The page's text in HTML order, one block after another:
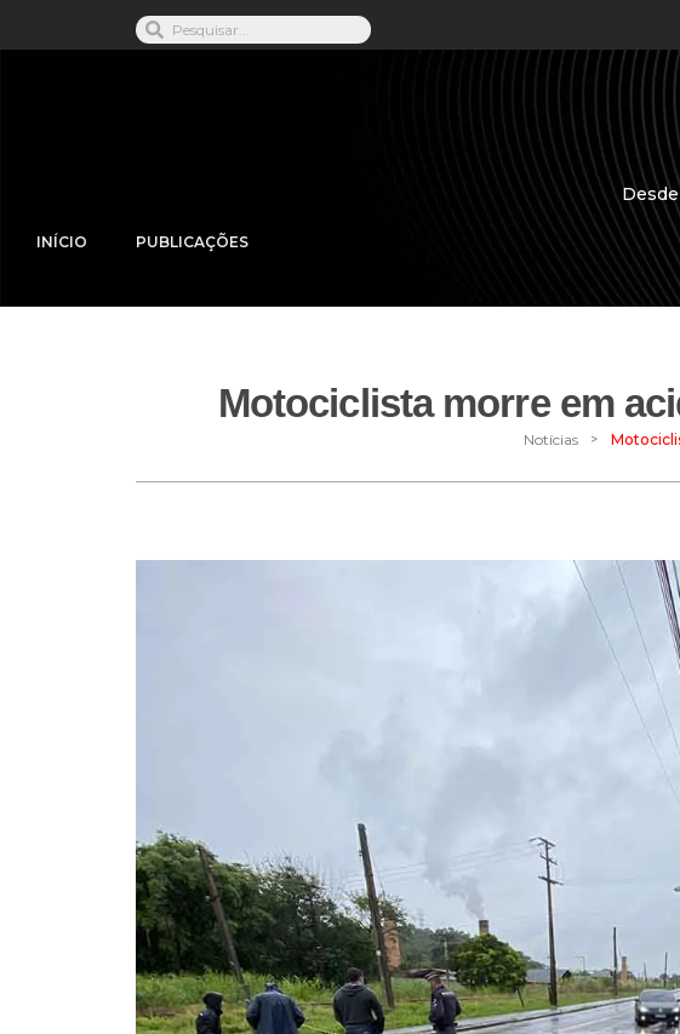
INÍCIO PUBLICAÇÕES
Motociclista morre em
Notícias >